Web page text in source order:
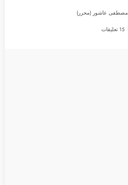
مصطفى عاشور (محرر)
15 تعليقات